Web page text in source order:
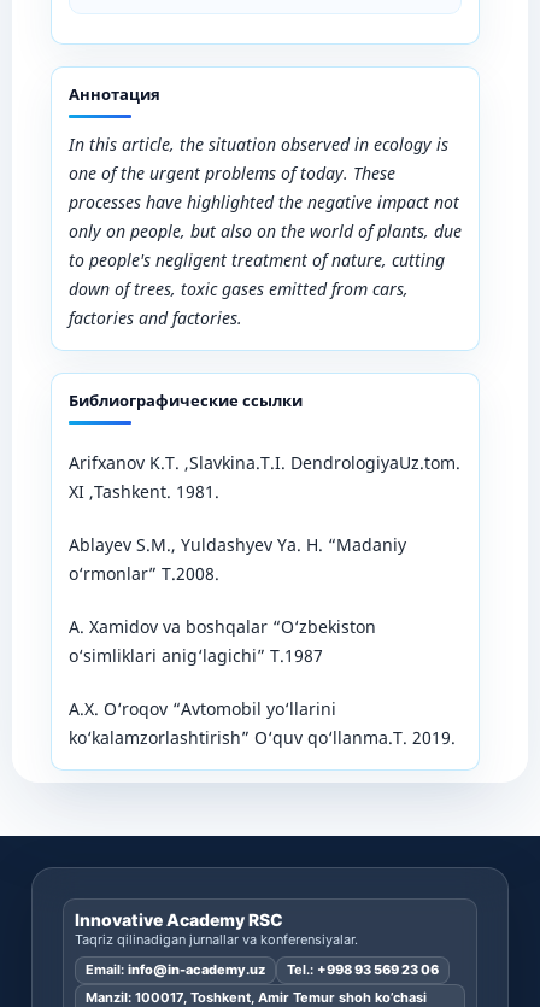
Аннотация
In this article, the situation observed in ecology is
one of the urgent problems of today. These
processes have highlighted the negative impact not
only on people, but also on the world of plants, due
to people's negligent treatment of nature, cutting
down of trees, toxic gases emitted from cars,
factories and factories.
Библиографические ссылки
Arifxanov K.T. ,Slavkina.T.I. DendrologiyaUz.tom.
XI ,Tashkent. 1981.
Ablayev S.M., Yuldashyev Ya. H. “Madaniy
o‘rmonlar” Т.2008.
A. Xamidov va boshqalar “O‘zbekiston
o‘simliklari anig‘lagichi” T.1987
A.X. O‘roqov “Avtomobil yo‘llarini
ko‘kalamzorlashtirish” O‘quv qo‘llanma.T. 2019.
Innovative Academy RSC
Taqriz qilinadigan jurnallar va konferensiyalar.
Email: info@in-academy.uz Tel.: +998 93 569 23 06
Manzil: 100017, Toshkent, Amir Temur shoh ko’chasi